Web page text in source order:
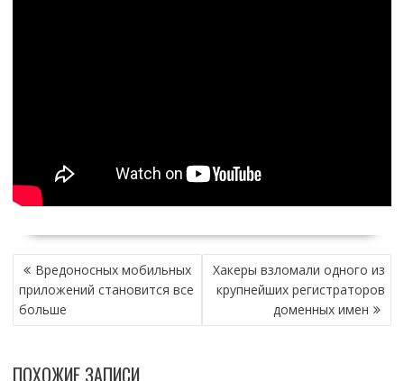
НАВИГАЦИЯ
ПО
ЗАПИСЯМ
Вредоносных мобильных
приложений становится все
больше
Хакеры взломали одного из
крупнейших регистраторов
доменных имен
ПОХОЖИЕ ЗАПИСИ